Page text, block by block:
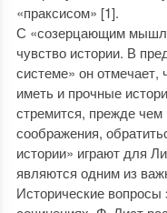
«праксисом» [1].
С «созерцающим
чувство истории. В
системе» он отмечает,
иметь и прочные
стремится, прежде чем
соображения,
истории» играют для
являются одним из
Исторические